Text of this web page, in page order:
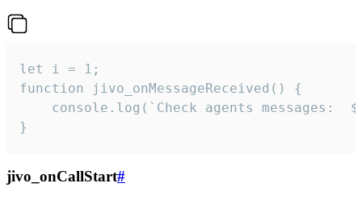
let i = 1;
function jivo_onMessageReceived() {
}
jivo_onCallStart#